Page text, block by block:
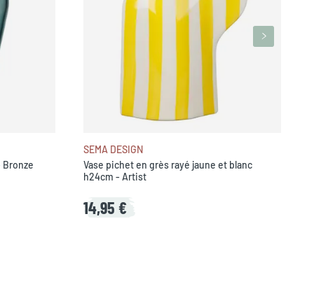
Bronze
SEMA DESIGN
Vase pichet en grès rayé jaune et blanc
h24cm - Artist
14,95 €